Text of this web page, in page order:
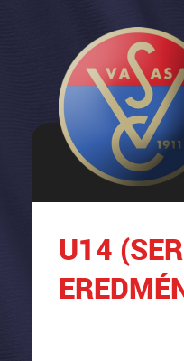
U14